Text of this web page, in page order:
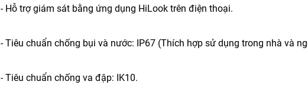
- Hỗ trợ giám sát bằng ứng dụng HiLook trên điện thoại.
- Tiêu chuẩn chống bụi và nước: IP67 (Thích hợp sử dụng trong nhà và
- Tiêu chuẩn chống va đập: IK10.